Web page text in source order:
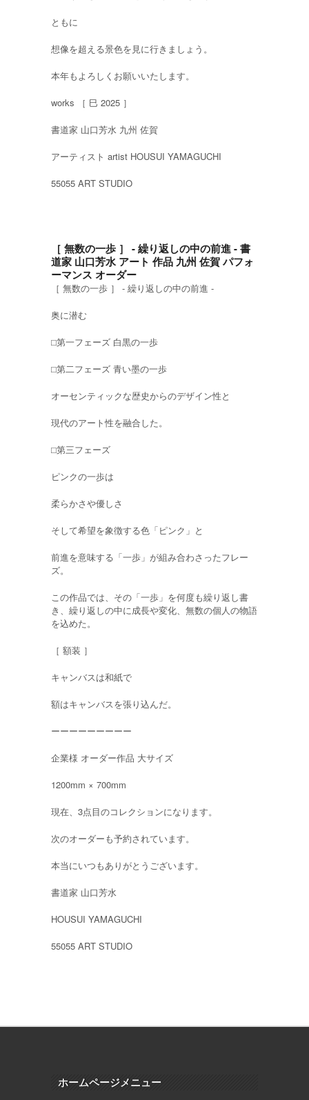
ともに
想像を超える景色を見に行きましょう。
本年もよろしくお願いいたします。
works ［ 巳 2025 ］
書道家 山口芳水 九州 佐賀
アーティスト artist HOUSUI YAMAGUCHI
55055 ART STUDIO
［ 無数の一歩 ］ - 繰り返しの中の前進 - 書
道家 山口芳水 アート 作品 九州 佐賀 パフォ
ーマンス オーダー
［ 無数の一歩 ］ - 繰り返しの中の前進 -
奥に潜む
⬜︎第一フェーズ 白黒の一歩
⬜︎第二フェーズ 青い墨の一歩
オーセンティックな歴史からのデザイン性と
現代のアート性を融合した。
⬜︎第三フェーズ
ピンクの一歩は
柔らかさや優しさ
そして希望を象徴する色「ピンク」と
前進を意味する「一歩」が組み合わさったフレー
ズ。
この作品では、その「一歩」を何度も繰り返し書
き、繰り返しの中に成長や変化、無数の個人の物語
を込めた。
［ 額装 ］
キャンバスは和紙で
額はキャンバスを張り込んだ。
ーーーーーーーーー
企業様 オーダー作品 大サイズ
1200mm × 700mm
現在、3点目のコレクションになります。
次のオーダーも予約されています。
本当にいつもありがとうございます。
書道家 山口芳水
HOUSUI YAMAGUCHI
55055 ART STUDIO
ホームページメニュー